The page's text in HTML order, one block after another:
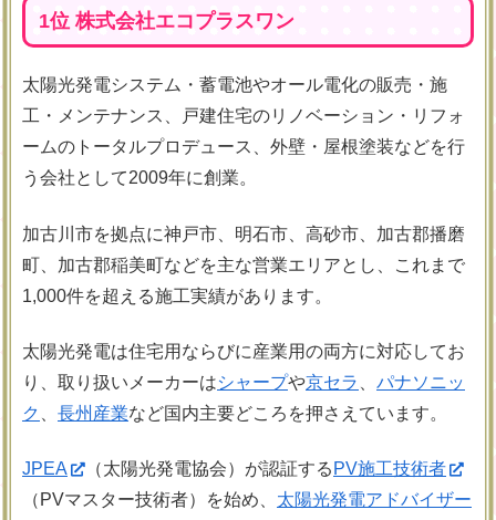
1位 株式会社エコプラスワン
太陽光発電システム・蓄電池やオール電化の販売・施
工・メンテナンス、戸建住宅のリノベーション・リフォ
ームのトータルプロデュース、外壁・屋根塗装などを行
う会社として2009年に創業。
加古川市を拠点に神戸市、明石市、高砂市、加古郡播磨
町、加古郡稲美町などを主な営業エリアとし、これまで
1,000件を超える施工実績があります。
太陽光発電は住宅用ならびに産業用の両方に対応してお
り、取り扱いメーカーはシャープや京セラ
パナソニッ
ク
長州産業など国内主要どころを押さえています。
JPEA （太陽光発電協会）が認証する PV施工技術者
（PVマスター技術者）を始め、 太陽光発電アドバイザー